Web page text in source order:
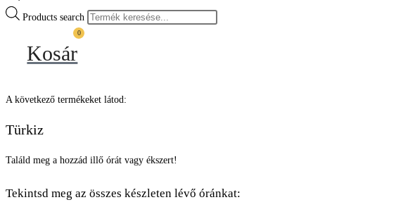
Products search
0
Kosár
A következő termékeket látod:
Türkiz
Találd meg a hozzád illő órát vagy ékszert!
Tekintsd meg az összes készleten lévő óránkat: